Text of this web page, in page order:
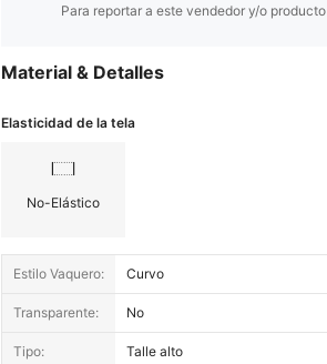
Para reportar a este vendedor y/o producto
Material & Detalles
Elasticidad de la tela
No-Elástico
Estilo Vaquero: Curvo
Transparente: No
Tipo: Talle alto